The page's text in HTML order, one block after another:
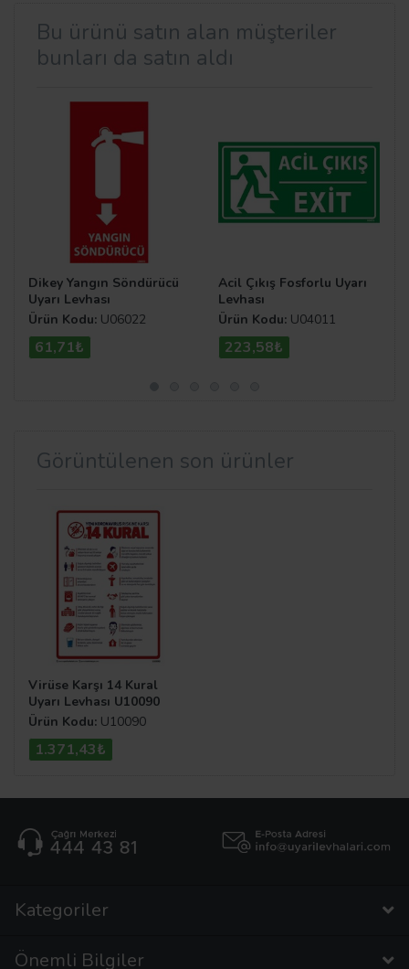
Bu ürünü satın alan müşteriler
bunları da satın aldı
Dikey Yangın Söndürücü
Uyarı Levhası
Ürün Kodu: U06022
61,71₺
Acil Çıkış Fosforlu Uyarı
Levhası
Ürün Kodu: U04011
223,58₺
Görüntülenen son ürünler
Virüse Karşı 14 Kural
Uyarı Levhası U10090
Ürün Kodu: U10090
1.371,43₺
Kategoriler
Önemli Bilgiler